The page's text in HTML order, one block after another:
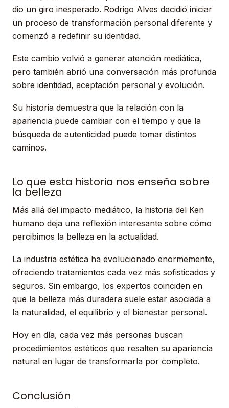
dio un giro inesperado. Rodrigo Alves decidió iniciar
un proceso de transformación personal diferente y
comenzó a redefinir su identidad.
Este cambio volvió a generar atención mediática,
pero también abrió una conversación más profunda
sobre identidad, aceptación personal y evolución.
Su historia demuestra que la relación con la
apariencia puede cambiar con el tiempo y que la
búsqueda de autenticidad puede tomar distintos
caminos.
Lo que esta historia nos enseña sobre
la belleza
Más allá del impacto mediático, la historia del Ken
humano deja una reflexión interesante sobre cómo
percibimos la belleza en la actualidad.
La industria estética ha evolucionado enormemente,
ofreciendo tratamientos cada vez más sofisticados y
seguros. Sin embargo, los expertos coinciden en
que la belleza más duradera suele estar asociada a
la naturalidad, el equilibrio y el bienestar personal.
Hoy en día, cada vez más personas buscan
procedimientos estéticos que resalten su apariencia
natural en lugar de transformarla por completo.
Conclusión